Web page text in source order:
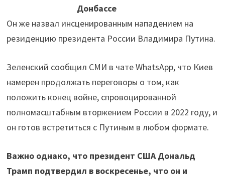
Донбассе
Он же назвал инсценированным нападением на
резиденцию президента России Владимира Путина.
Зеленский сообщил СМИ в чате WhatsApp, что Киев
намерен продолжать переговоры о том, как
положить конец войне, спровоцированной
полномасштабным вторжением России в 2022 году, и
он готов встретиться с Путиным в любом формате.
Важно однако, что президент США Дональд
Трамп подтвердил в воскресенье, что он и